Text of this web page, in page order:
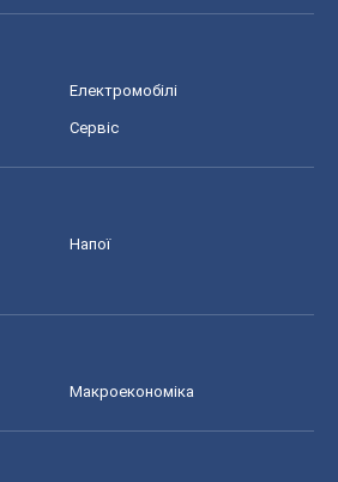
Електромобілі
Сервіс
Напої
Макроекономіка